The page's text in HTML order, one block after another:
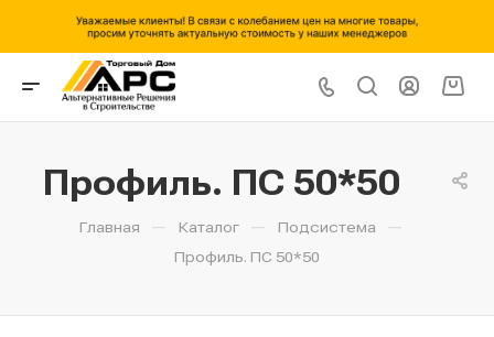
Профиль. ПС 50*50
Главная — Каталог — Подсистема —
Профиль. ПС 50*50